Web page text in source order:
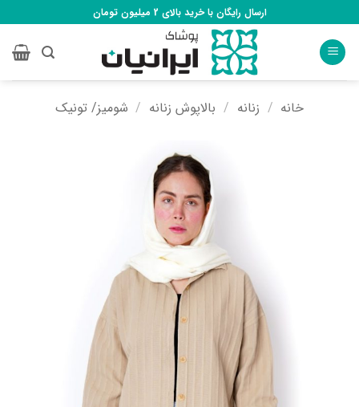
to
content
ارسال رایگان با خرید بالای 2 میلیون تومان
خانه / زنانه / بالاپوش زنانه / شومیز/ تونیک